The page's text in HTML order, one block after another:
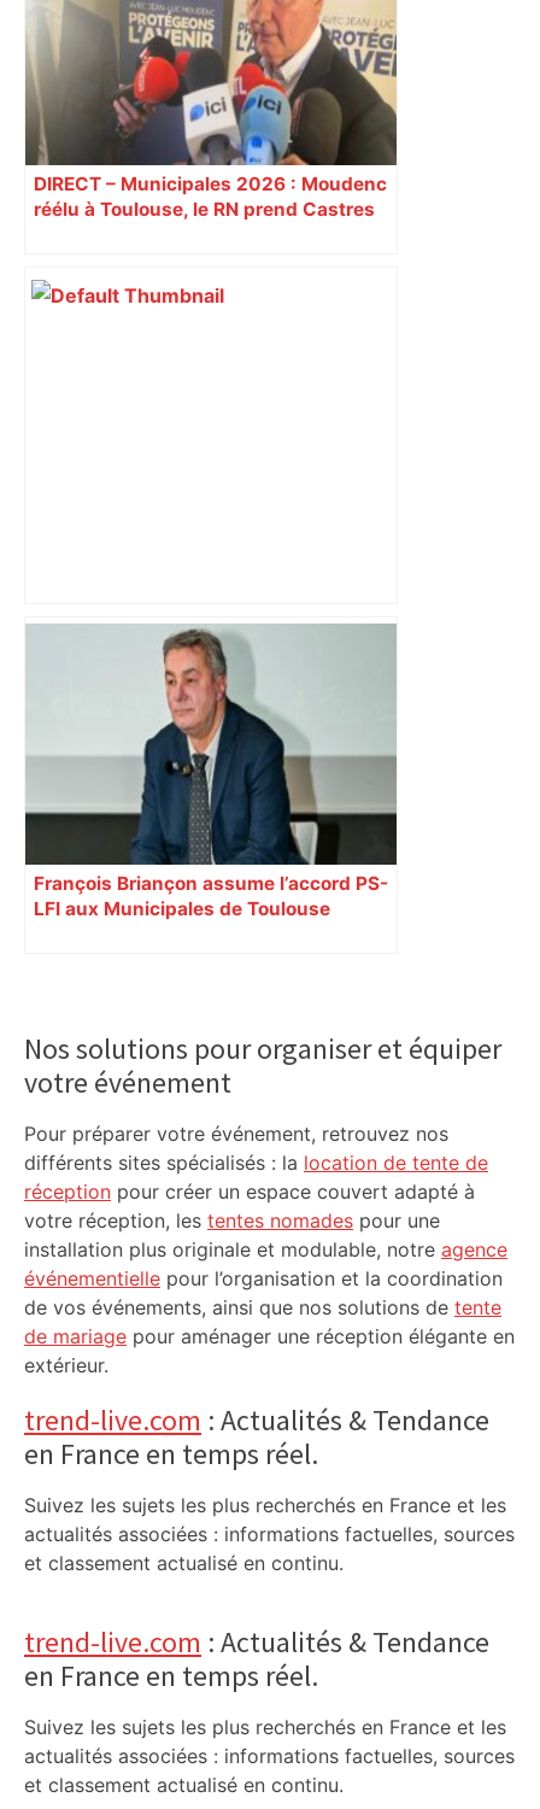
Toulouse : "Pas de pollution", assure
l'entreprise – Actu.fr
DIRECT – Municipales 2026 : Moudenc
réélu à Toulouse, le RN prend Castres
Vous pensiez que c’était comme une
voiture ? La vérité sur les avions qui
reculent – ici.fr
François Briançon assume l’accord PS-
LFI aux Municipales de Toulouse
Sidebar
Nos solutions pour organiser et équiper
votre événement
Pour préparer votre événement, retrouvez nos
différents sites spécialisés : la location de tente de
réception pour créer un espace couvert adapté à
votre réception, les tentes nomades pour une
installation plus originale et modulable, notre agence
événementielle pour l’organisation et la coordination
de vos événements, ainsi que nos solutions de tente
de mariage pour aménager une réception élégante en
extérieur.
trend-live.com : Actualités & Tendance
en France en temps réel.
Suivez les sujets les plus recherchés en France et les
actualités associées : informations factuelles, sources
et classement actualisé en continu.
trend-live.com : Actualités & Tendance
en France en temps réel.
Suivez les sujets les plus recherchés en France et les
actualités associées : informations factuelles, sources
et classement actualisé en continu.